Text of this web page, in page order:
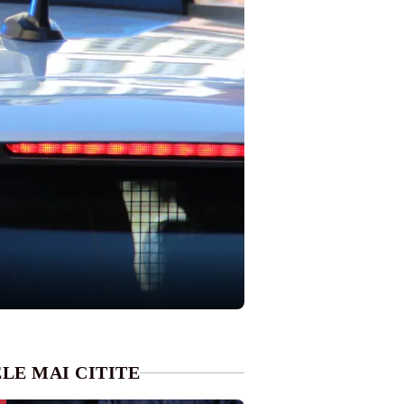
MAI CITITE